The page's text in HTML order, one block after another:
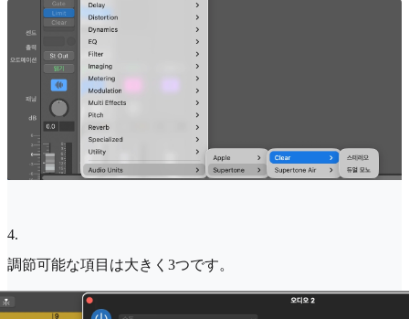
4.
調節可能な項目は大きく3つです。